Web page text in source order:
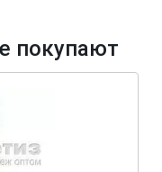
покупают